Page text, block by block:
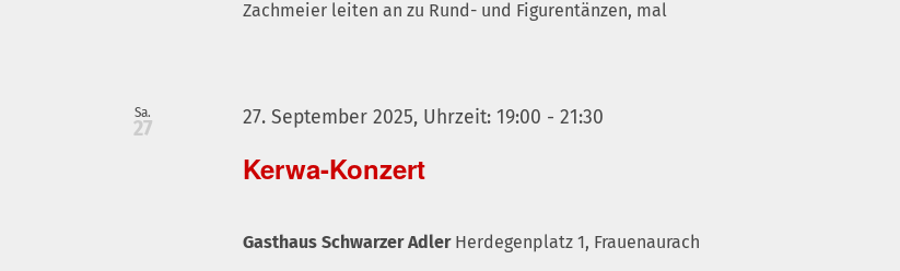
Zachmeier leiten an zu Rund- und Figurentänzen, mal
Sa.
27
Kerwa-Konzert
27. September 2025, Uhrzeit: 19:00 -21:30
Gasthaus Schwarzer Adler Herdegenplatz 1, Frauenaurach